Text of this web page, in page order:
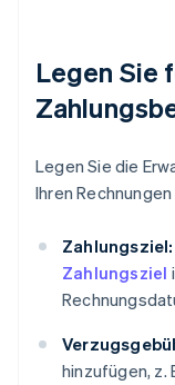
Legen Sie
Legen Sie die
Ihren
Zahlungsziel:
Zahlungsziel
hinzufügen, z.